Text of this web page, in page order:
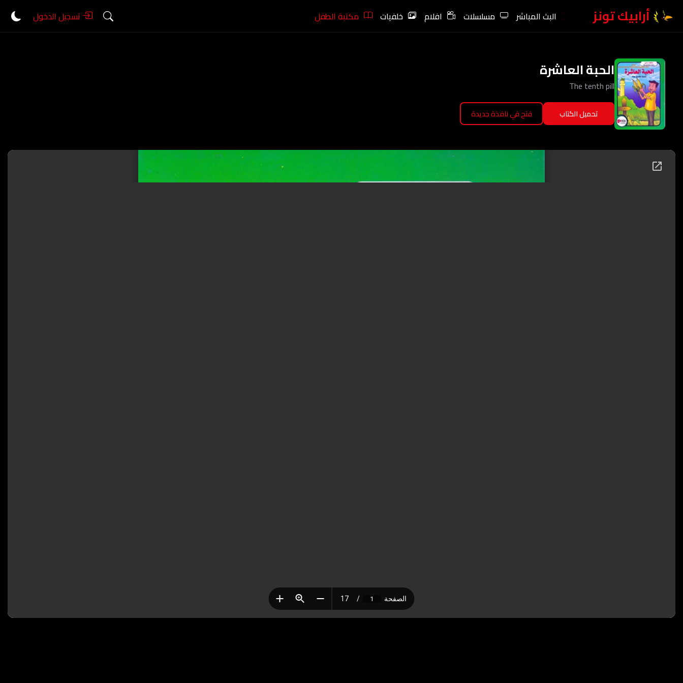
أرابيك تونز البث المباشر مسلسلات افلام خلفيات مكتبة الطفل تسجيل الدخول
الحبة العاشرة
The tenth pill
تحميل الكتاب فتح في نافذة جديدة